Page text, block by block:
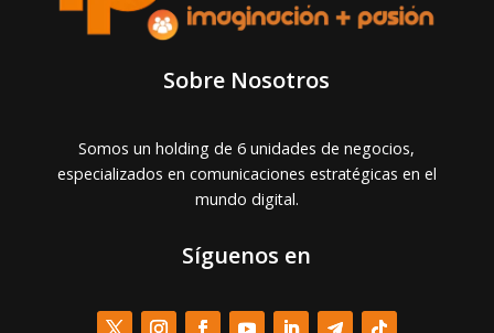
Sobre Nosotros
Somos un holding de 6 unidades de negocios,
especializados en comunicaciones estratégicas en el
mundo digital.
Síguenos en